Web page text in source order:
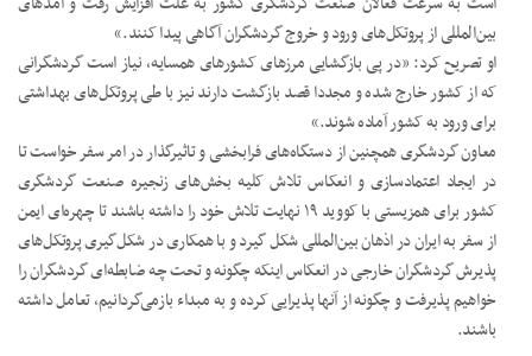
بین‌المللی از پروتکل‌های ورود و خروج گردشگران آگاهی پیدا کنند.»
او تصریح کرد: «در پی بازگشایی مرزهای کشورهای همسایه، نیاز است گردشگرانی
که از کشور خارج شده و مجددا قصد بازگشت دارند نیز با طی پروتکل‌های بهداشتی
برای ورود به کشور آماده شوند.»
معاون گردشگری همچنین از دستگاه‌های فرابخشی و تاثیرگذار در امر سفر خواست تا
در ایجاد اعتمادسازی و انعکاس تلاش کلیه بخش‌های زنجیره صنعت گردشگری
کشور برای همزیستی با کووید ۱۹ نهایت تلاش خود را داشته باشند تا چهره‌ای ایمن
از سفر به ایران در اذهان بین‌المللی شکل گیرد و با همکاری در شکل‌گیری پروتکل‌های
پذیرش گردشگران خارجی در انعکاس اینکه چگونه و تحت چه ضابطه‌ای گردشگران را
خواهیم پذیرفت و چگونه از آنها پذیرایی کرده و به مبداء بازمی‌گردانیم، تعامل داشته
باشند.